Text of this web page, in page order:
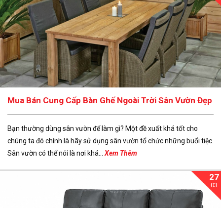
Mua Bán Cung Cấp Bàn Ghế Ngoài Trời Sân Vườn Đẹp
Bạn thường dùng sân vườn để làm gì? Một đề xuất khá tốt cho
chúng ta đó chính là hãy sử dụng sân vườn tổ chức những buổi tiệc.
Sân vườn có thể nói là nơi khá... Xem Thêm
27
03